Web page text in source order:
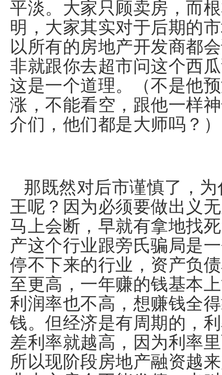
平淡。大家只顾卖房，而
明，大家其实对于后期的
以所有的房地产开发商都
非就跟你去超市问这个西
这是一个道理。（不是他
涨，不能看空，跟他一样
介们，他们都是大师吗？）
那既然对后市谨慎了，
王呢？因为必须要做出义
马上会断，早就有拿地找
产这个行业跟旁氏骗局是
停不下来的行业，资产负
至更高，一年赚的钱基本
利润率也不高，想赚钱全
钱。但经济是有周期的，
差利率就越高，因为利率
所以现阶段房地产融资越